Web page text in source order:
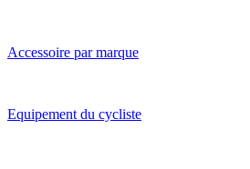
Accessoire par marque
Equipement du cycliste